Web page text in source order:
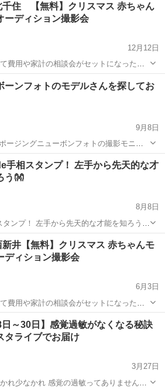
千住 【無料】クリスマス 赤ちゃん
ーディション撮影会
12月12日
費用や家計の相談会がセットになった、
徴】 ■期間限
ションも兼ねた
駅 撮影会
ーンフォトのモデルさんを探してお
9月8日
ォトグラファー4〜5人くらいで撮影の練習をしたい...
駅 育児 ニューボーンフォト
手相スタンプ！ 左手から先天的な才
う👐
8月8日
子様の成長の記録を 手
育児 手相
新井【無料】クリスマス 赤ちゃんモ
ディション撮影会
6月3日
費用や家計の相談会がセットになった、
徴】 ■期間限
ションも兼ねた
駅 育児 撮影会
日～30日】感覚過敏がなくなる秘訣
タライブでお届け
3月27日
れ少なかれ 感覚の過敏ってありません